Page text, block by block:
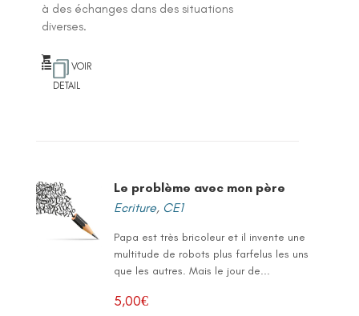
à des échanges dans des situations
diverses.
VOIR
DETAIL
Le problème avec mon père
Ecriture, CE1
Papa est très bricoleur et il invente une
multitude de robots plus farfelus les uns
que les autres. Mais le jour de...
5,00€